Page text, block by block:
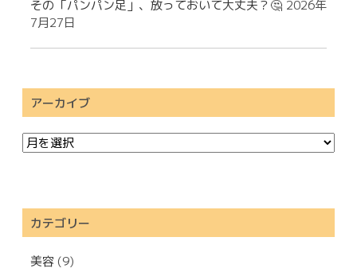
その「パンパン足」、放っておいて大丈夫？🤔 2026年
7月27日
アーカイブ
カテゴリー
美容 (9)